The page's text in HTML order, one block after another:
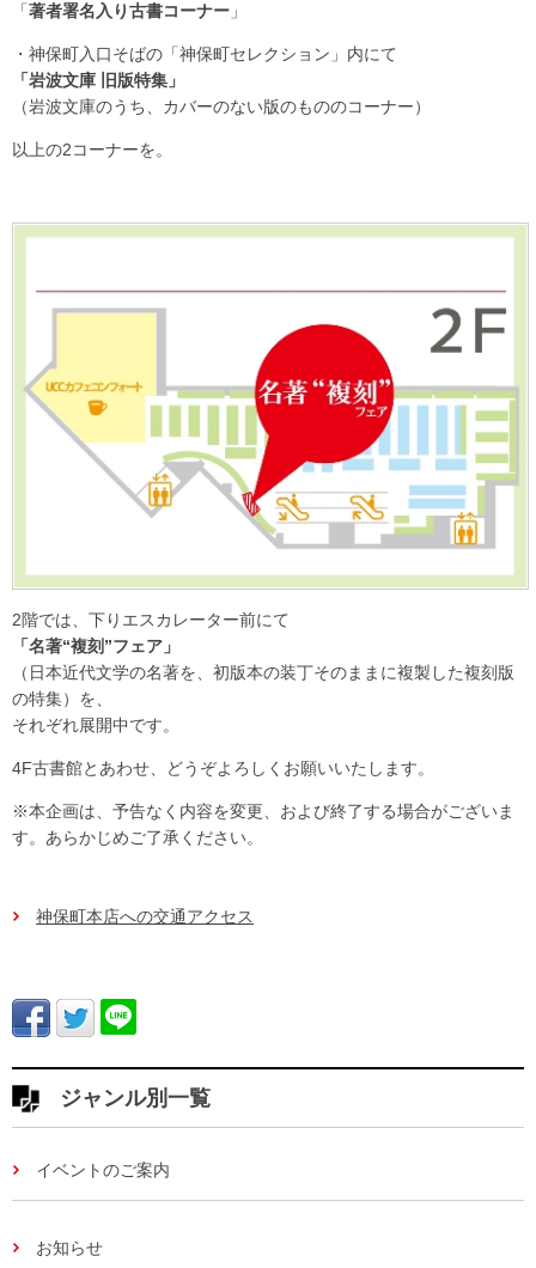
「著者署名入り古書コーナー 」
・神保町入口そばの「神保町セレクション」内にて
「岩波文庫 旧版特集」
（岩波文庫のうち、カバーのない版のもののコーナー）
以上の2コーナーを。
2階では、下りエスカレーター前にて
「名著“複刻”フェア」
（日本近代文学の名著を、初版本の装丁そのままに複製した複刻版
の特集）を、
それぞれ展開中です。
4F古書館とあわせ、どうぞよろしくお願いいたします。
※本企画は、予告なく内容を変更、および終了する場合がございま
す。あらかじめご了承ください。
神保町本店への交通アクセス
ジャンル別一覧
イベントのご案内
お知らせ